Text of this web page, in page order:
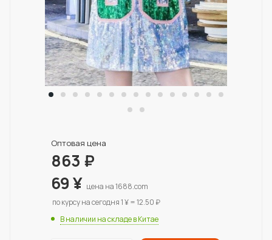
Оптовая цена
863 ₽
69¥ цена на 1688.com
по курсу на сегодня 1 ¥ = 12.50 ₽
В наличии на складе в Китае